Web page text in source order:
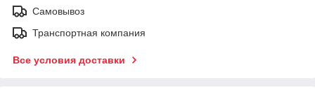
Самовывоз
Транспортная компания
Все условия доставки